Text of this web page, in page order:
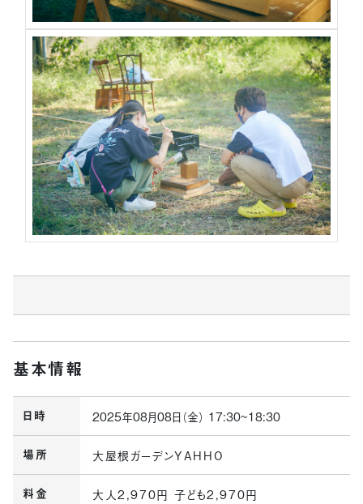
基本情報
日時 2025年08月08日（金） 17:30~18:30
場所 大屋根ガーデンYAHHO
料金 大人2,970円 子ども2,970円